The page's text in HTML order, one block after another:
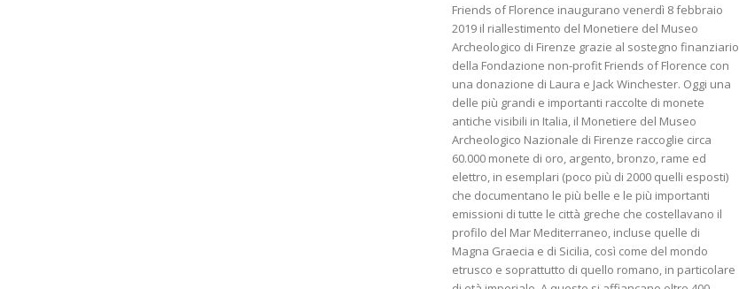
Friends of Florence inaugurano venerdì 8 febbraio
2019 il riallestimento del Monetiere del Museo
Archeologico di Firenze grazie al sostegno finanziario
della Fondazione non-profit Friends of Florence con
una donazione di Laura e Jack Winchester. Oggi una
delle più grandi e importanti raccolte di monete
antiche visibili in Italia, il Monetiere del Museo
Archeologico Nazionale di Firenze raccoglie circa
60.000 monete di oro, argento, bronzo, rame ed
elettro, in esemplari (poco più di 2000 quelli esposti)
che documentano le più belle e le più importanti
emissioni di tutte le città greche che costellavano il
profilo del Mar Mediterraneo, incluse quelle di
Magna Graecia e di Sicilia, così come del mondo
etrusco e soprattutto di quello romano, in particolare